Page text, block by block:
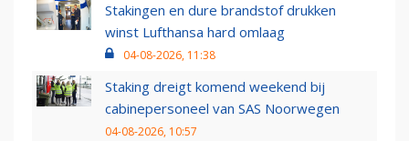
Stakingen en dure brandstof drukken
winst Lufthansa hard omlaag
04-08-2026, 11:38
Staking dreigt komend weekend bij
cabinepersoneel van SAS Noorwegen
04-08-2026, 10:57